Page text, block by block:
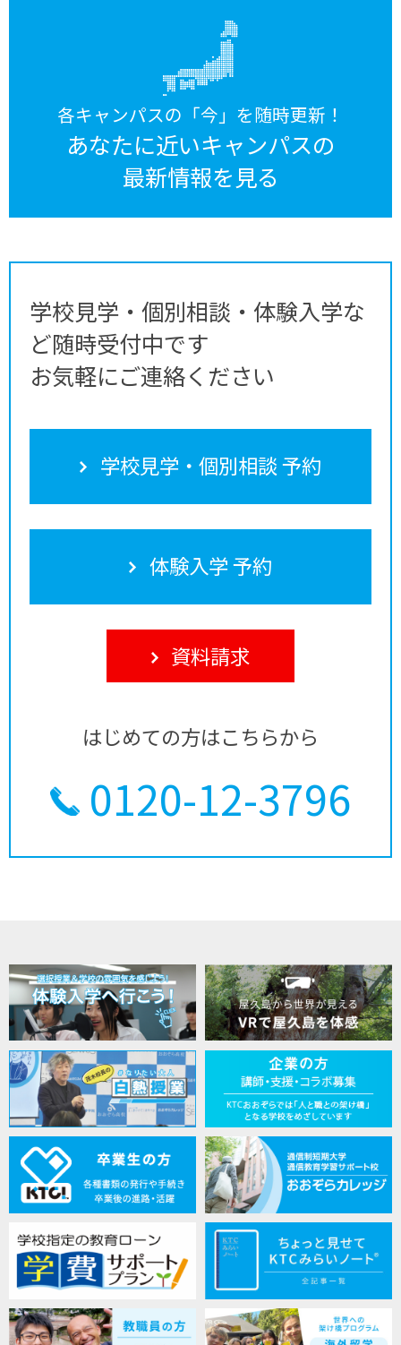
各キャンパスの「今」を随時更新！
あなたに近いキャンパスの
最新情報を見る
学校見学・個別相談・体験入学な
ど随時受付中です
お気軽にご連絡ください
学校見学・個別相談 予約
体験入学 予約
資料請求
はじめての方はこちらから
0120-12-3796